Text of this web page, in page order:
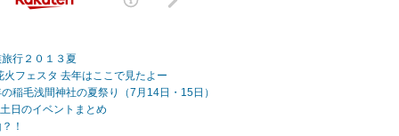
行２０１３夏
フェスタ 去年はここで見たよー
稲毛浅間神社の夏祭り（7月14日・15日）
日のイベントまとめ
！